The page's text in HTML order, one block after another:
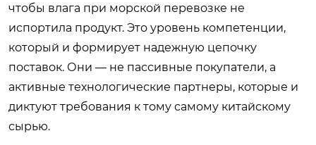
чтобы влага при морской перевозке не
испортила продукт. Это уровень компетенции,
который и формирует надежную цепочку
поставок. Они — не пассивные покупатели, а
активные технологические партнеры, которые и
диктуют требования к тому самому китайскому
сырью.